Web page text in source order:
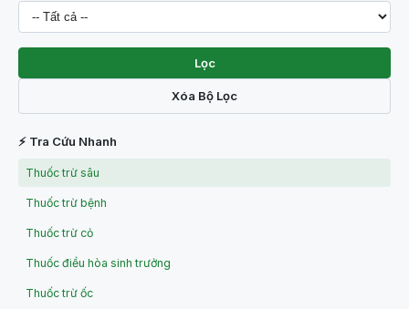
Lọc
Xóa Bộ Lọc
⚡ Tra Cứu Nhanh
Thuốc trừ sâu
Thuốc trừ bệnh
Thuốc trừ cỏ
Thuốc điều hòa sinh trưởng
Thuốc trừ ốc